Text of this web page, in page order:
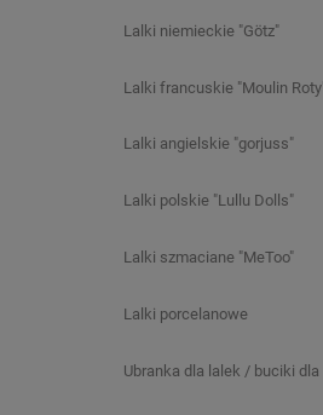
Lalki niemieckie "Götz"
Lalki francuskie "Moulin
Lalki angielskie "gorjuss"
Lalki polskie "Lullu Dolls"
Lalki szmaciane "MeToo"
Lalki porcelanowe
Ubranka dla lalek / buciki dla